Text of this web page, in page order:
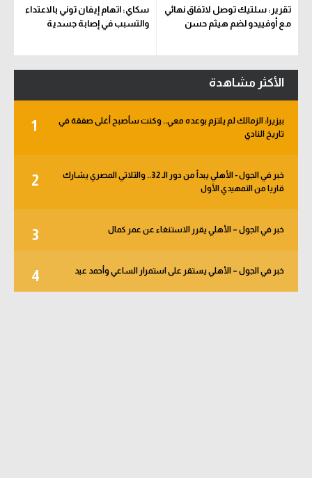
تقرير: سلتيك توصل لاتفاق نهائي
مع أوفييدو لضم هيثم حسن
سكاي: اتهام إيفان توني بالاعتداء
والتسبب في إصابة جسدية
الأكثر مشاهدة
1
بيزيرا: الزمالك لم يلتزم بوعده معي.. وكنت سأصبح أغلى صفقة في
تاريخ النادي
2
خبر في الجول - الأهلي يبدأ من دور الـ 32.. والثلاثي المصري يشارك
قاريا من التمهيدي الأول
3 خبر في الجول – الأهلي يقرر الاستنغاء عن عمر كمال
4 خبر في الجول – الأهلي يستقر على استمرار الساعي وأحمد عيد